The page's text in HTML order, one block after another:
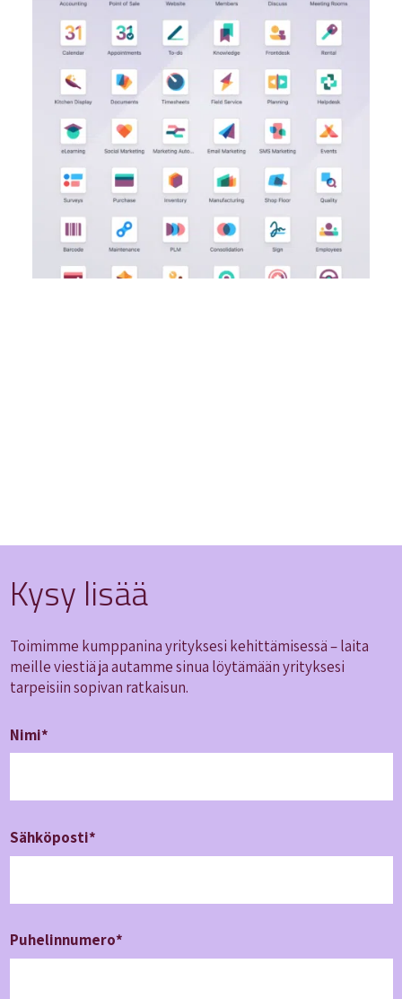
Kysy lisää
Toimimme kumppanina yrityksesi kehittämisessä – laita
meille viestiä ja autamme sinua löytämään yrityksesi
tarpeisiin sopivan ratkaisun.
Nimi*
Sähköposti*
Puhelin­numero*